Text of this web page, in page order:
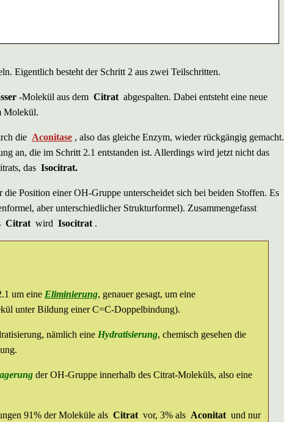
Eigentlich besteht der Schritt 2 aus zwei Teilschritten.
-Molekül aus dem Citrat abgespalten. Dabei entsteht eine neue
Molekül.
die Aconitase , also das gleiche Enzym, wieder rückgängig gemacht.
an, die im Schritt 2.1 entstanden ist. Allerdings wird jetzt nicht das
das Isocitrat.
Position einer OH-Gruppe unterscheidet sich bei beiden Stoffen. Es
aber unterschiedlicher Strukturformel). Zusammengefasst
Citrat wird Isocitrat .
um eine Eliminierung, genauer gesagt, um eine
unter Bildung einer C=C-Doppelbindung).
nämlich eine Hydratisierung, chemisch gesehen die
der OH-Gruppe innerhalb des Citrat-Moleküls, also eine
91% der Moleküle als Citrat vor, 3% als Aconitat und nur